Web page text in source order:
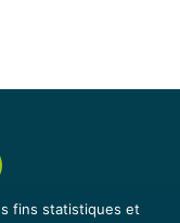
fins statistiques et